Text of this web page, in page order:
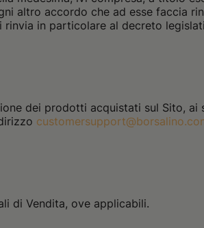
altro accordo che ad esse faccia
in particolare al decreto
dei prodotti acquistati sul Sito, ai
di Vendita, ove applicabili.